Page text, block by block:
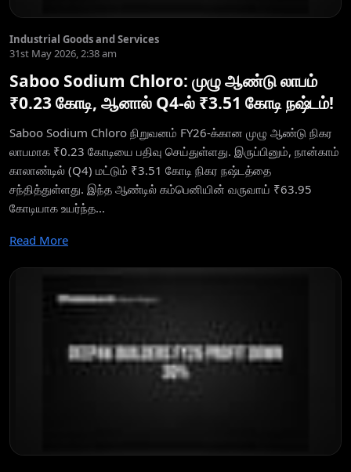
Industrial Goods and Services
31st May 2026, 2:38 am
Saboo Sodium Chloro: முழு ஆண்டு லாபம்
₹0.23 கோடி, ஆனால் Q4-ல் ₹3.51 கோடி நஷ்டம்!
Saboo Sodium Chloro நிறுவனம் FY26-க்கான முழு ஆண்டு நிகர
லாபமாக ₹0.23 கோடியை பதிவு செய்துள்ளது. இருப்பினும், நான்காம்
காலாண்டில் (Q4) மட்டும் ₹3.51 கோடி நிகர நஷ்டத்தை
சந்தித்துள்ளது. இந்த ஆண்டில் கம்பெனியின் வருவாய் ₹63.95
கோடியாக உயர்ந்த...
Read More